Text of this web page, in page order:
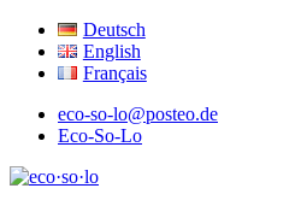
Deutsch
English
Français
eco-so-lo@posteo.de
Eco-So-Lo